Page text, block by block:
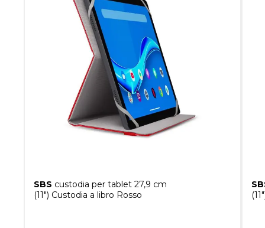
SBS custodia per tablet 27,9 cm
(11") Custodia a libro Rosso